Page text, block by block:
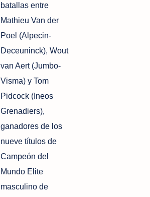
batallas entre
Mathieu Van der
Poel (Alpecin-
Deceuninck), Wout
van Aert (Jumbo-
Visma) y Tom
Pidcock (Ineos
Grenadiers),
ganadores de los
nueve títulos de
Campeón del
Mundo Elite
masculino de